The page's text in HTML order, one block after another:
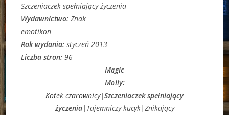
Szczeniaczek spełniający życzenia
Wydawnictwo:Znak
emotikon
Rok wydania:styczeń 2013
Liczba stron: 96
Magic
Molly:
Kotek czarownicy|Szczeniaczek spełniający
życzenia|Tajemniczy kucyk|Znikający